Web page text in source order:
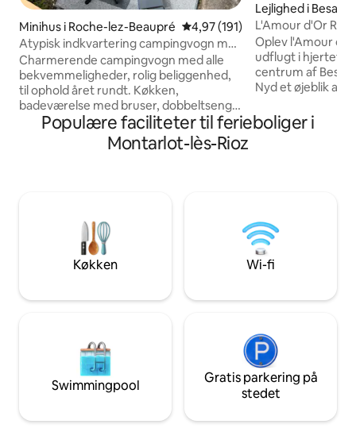
Minihus i Roche-lez-Beaupré 4,97 ud af 5 i gennemsnitlig
4,97 (191)
Atypisk indkvartering campingvogn med
alle bekvemmeligheder/racercykel
Charmerende campingvogn med alle
bekvemmeligheder, rolig beliggenhed,
til ophold året rundt. Køkken,
badeværelse med bruser, dobbeltseng,
aircondition, sengetøj og håndklæder
medfølger. Udendørsområde og
petanquebane. Parkeringsplads.
Cykel- og vandrestier. Alle nødvendige
butikker på stedet. 5 minutter fra
Besançon. Svømmebassiner, søer i
nærheden. Mulighed for morgenmad.
Lejlighed i
L'Amour d'Or
Besançon
Oplev l'Amour
udflugt i hjertet
centrum af Besançon → INTIM
Nyd et øjeblik af
genoplade
centrum. BOOK NU FOR EN
L'AMOUR D'OR.
Populære faciliteter til ferieboliger i
Montarlot-lès-Rioz
Køkken Wi-fi
Swimmingpool
Gratis parkering på
stedet